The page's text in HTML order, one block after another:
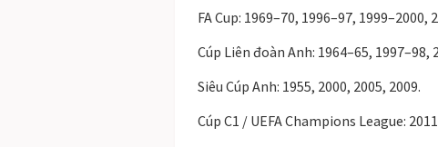
FA Cup: 1969–70, 1996–97,
Cúp Liên đoàn Anh: 1964–65, 1997–98,
Siêu Cúp Anh: 1955, 2000, 2005, 2009.
Cúp C1 / UEFA Champions League: